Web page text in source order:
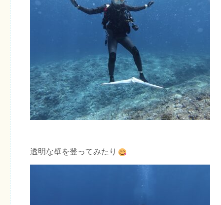
透明な壁を登ってみたり